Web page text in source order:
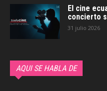
El cine
concierto
31 julio 2026
AQUI SE HABLA DE